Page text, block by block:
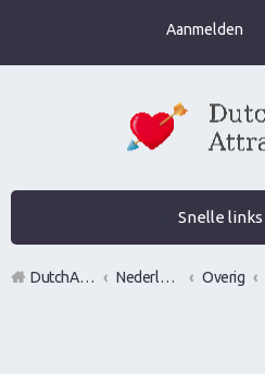
Aanmelden
Snelle links
DutchAttraction.nl Nederlands grootste Dutch Attraction, Lifestyle, Vrouwen versieren en Pick-Up (PUA) Forum Overig